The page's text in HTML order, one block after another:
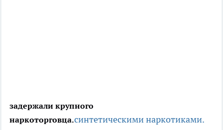
задержали крупного
наркоторговца.синтетическими наркотиками.